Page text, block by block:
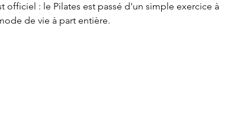
officiel : le Pilates est passé d'un simple exercice à
de vie à part entière.